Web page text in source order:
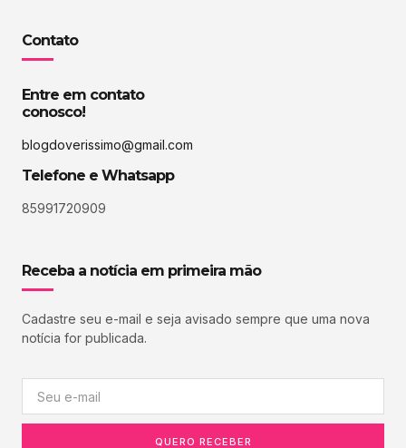
Contato
Entre em contato
conosco!
blogdoverissimo@gmail.com
Telefone e Whatsapp
85991720909
Receba a notícia em primeira mão
Cadastre seu e-mail e seja avisado sempre que uma nova
notícia for publicada.
QUERO RECEBER